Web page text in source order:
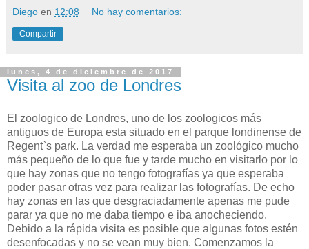
Diego en 12:08 No hay comentarios:
Compartir
lunes, 4 de diciembre de 2017
Visita al zoo de Londres
El zoologico de Londres, uno de los zoologicos más
antiguos de Europa esta situado en el parque londinense de
Regent`s park. La verdad me esperaba un zoológico mucho
más pequeño de lo que fue y tarde mucho en visitarlo por lo
que hay zonas que no tengo fotografías ya que esperaba
poder pasar otras vez para realizar las fotografías. De echo
hay zonas en las que desgraciadamente apenas me pude
parar ya que no me daba tiempo e iba anocheciendo.
Debido a la rápida visita es posible que algunas fotos estén
desenfocadas y no se vean muy bien. Comenzamos la